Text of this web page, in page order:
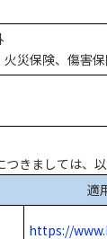
火災保険、傷害
きましては、
適
https://